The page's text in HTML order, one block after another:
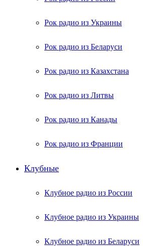
Рок радио из Украины
Рок радио из Беларуси
Рок радио из Казахстана
Рок радио из Литвы
Рок радио из Канады
Рок радио из Франции
Клубные
Клубное радио из России
Клубное радио из Украины
Клубное радио из Беларуси